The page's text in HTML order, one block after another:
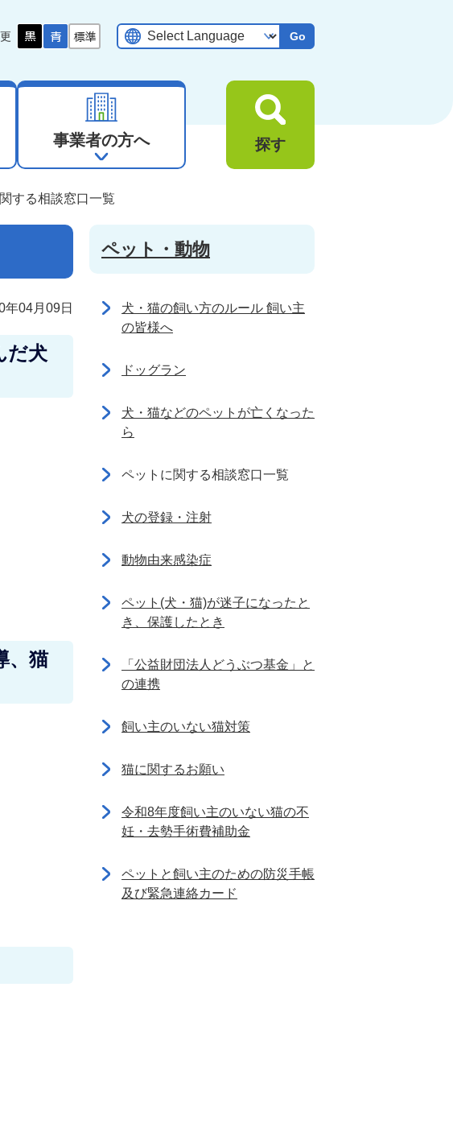
Go
事業者の方へ 探す
する相談窓口一覧
年04月09日
だ犬
、猫
ペット・動物
犬・猫の飼い方のルール 飼い主
の皆様へ
ドッグラン
犬・猫などのペットが亡くなった
ら
ペットに関する相談窓口一覧
犬の登録・注射
動物由来感染症
ペット(犬・猫)が迷子になったと
き、保護したとき
「公益財団法人どうぶつ基金」と
の連携
飼い主のいない猫対策
猫に関するお願い
令和8年度飼い主のいない猫の不
妊・去勢手術費補助金
ペットと飼い主のための防災手帳
及び緊急連絡カード